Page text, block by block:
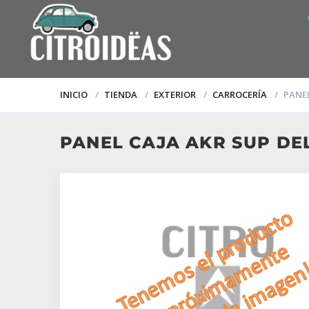
INICIO TIENDA EXTERIOR CARROCERÍA
PANEL CAJA AKR SUP